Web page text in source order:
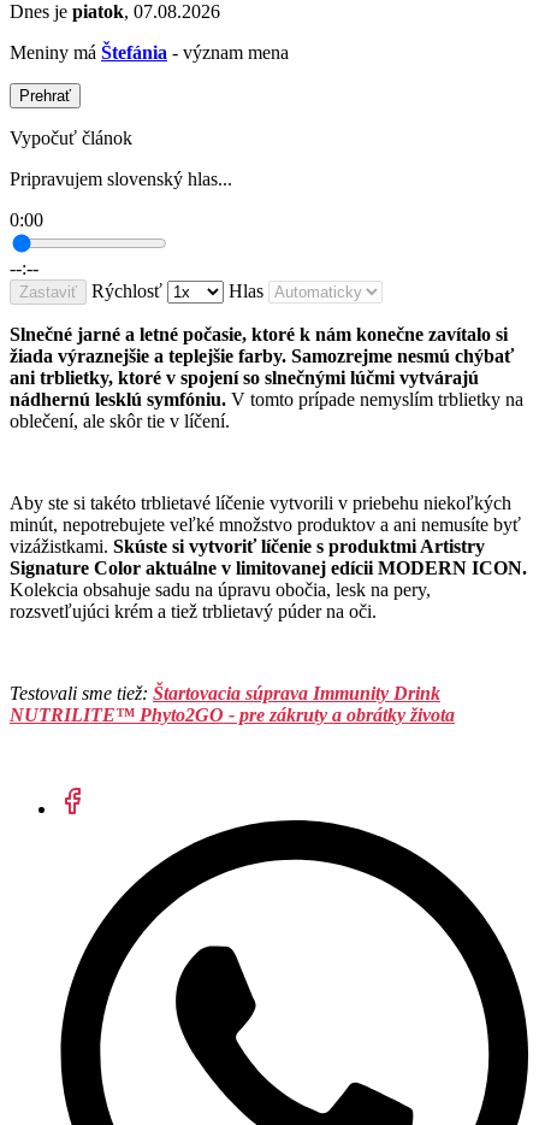
Dnes je piatok, 07.08.2026
Meniny má Štefánia - význam mena
Prehrať
Vypočuť článok
Pripravujem slovenský hlas...
0:00
--:--
Zastaviť Rýchlosť Hlas
Slnečné jarné a letné počasie, ktoré k nám konečne zavítalo si
žiada výraznejšie a teplejšie farby. Samozrejme nesmú chýbať
ani trblietky, ktoré v spojení so slnečnými lúčmi vytvárajú
nádhernú lesklú symfóniu. V tomto prípade nemyslím trblietky na
oblečení, ale skôr tie v líčení.
Aby ste si takéto trblietavé líčenie vytvorili v priebehu niekoľkých
minút, nepotrebujete veľké množstvo produktov a ani nemusíte byť
vizážistkami. Skúste si vytvoriť líčenie s produktmi Artistry
Signature Color aktuálne v limitovanej edícii MODERN ICON.
Kolekcia obsahuje sadu na úpravu obočia, lesk na pery,
rozsvetľujúci krém a tiež trblietavý púder na oči.
Testovali sme tiež: Štartovacia súprava Immunity Drink
NUTRILITE™ Phyto2GO - pre zákruty a obrátky života